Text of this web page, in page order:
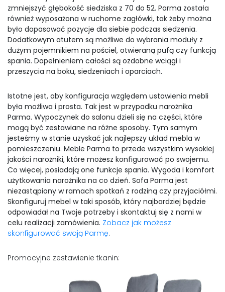
zmniejszyć głębokość siedziska z 70 do 52. Parma została
również wyposażona w ruchome zagłówki, tak żeby można
było dopasować pozycje dla siebie podczas siedzenia.
Dodatkowym atutem są możliwe do wybrania moduły z
dużym pojemnikiem na pościel, otwieraną pufą czy funkcją
spania. Dopełnieniem całości są ozdobne wciągi i
przeszycia na boku, siedzeniach i oparciach.
Istotne jest, aby konfiguracja względem ustawienia mebli
była możliwa i prosta. Tak jest w przypadku narożnika
Parma. Wypoczynek do salonu dzieli się na części, które
mogą być zestawiane na różne sposoby. Tym samym
jesteśmy w stanie uzyskać jak najlepszy układ mebla w
pomieszczeniu. Meble Parma to przede wszystkim wysokiej
jakości narożniki, które możesz konfigurować po swojemu.
Co więcej, posiadają one funkcje spania. Wygoda i komfort
użytkowania narożnika na co dzień. Sofa Parma jest
niezastąpiony w ramach spotkań z rodziną czy przyjaciółmi.
Skonfiguruj mebel w taki sposób, który najbardziej będzie
odpowiadał na Twoje potrzeby i skontaktuj się z nami w
celu realizacji zamówienia. Zobacz jak możesz
skonfigurować swoją Parmę.
Promocyjne zestawienie tkanin: